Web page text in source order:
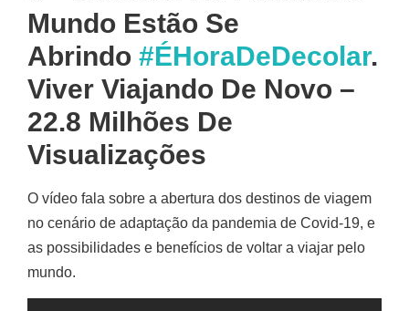
Mundo Estão Se
Abrindo #ÉHoraDeDecolar.
Viver Viajando De Novo –
22.8 Milhões De
Visualizações
O vídeo fala sobre a abertura dos destinos de viagem
no cenário de adaptação da pandemia de Covid-19, e
as possibilidades e benefícios de voltar a viajar pelo
mundo.